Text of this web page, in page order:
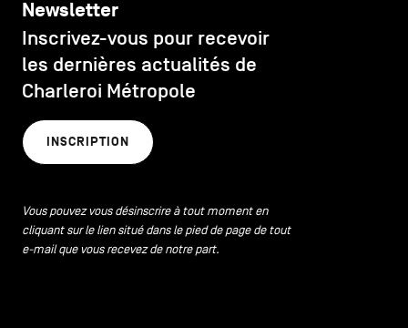
Newsletter
Inscrivez-vous pour recevoir
les dernières actualités de
Charleroi Métropole
INSCRIPTION
Vous pouvez vous désinscrire à tout moment en
cliquant sur le lien situé dans le pied de page de tout
e-mail que vous recevez de notre part.